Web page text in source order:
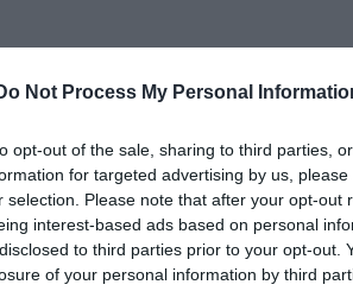
Not Process My Personal
opt-out of the sale, sharing to third parties,
for targeted advertising by us,
selection. Please note that after your opt-out
interest-based ads based on personal
to third parties prior to your opt-out.
of your personal information by third
lehetőséget is adtál rengeteg be
amikkel dupláztam. ATop Dogs
lehetőségekből választhattam.
a listám, hogy a hendikepesek